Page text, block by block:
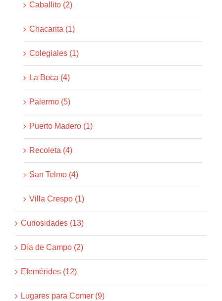
Caballito (2)
Chacarita (1)
Colegiales (1)
La Boca (4)
Palermo (5)
Puerto Madero (1)
Recoleta (4)
San Telmo (4)
Villa Crespo (1)
Curiosidades (13)
Día de Campo (2)
Efemérides (12)
Lugares para Comer (9)